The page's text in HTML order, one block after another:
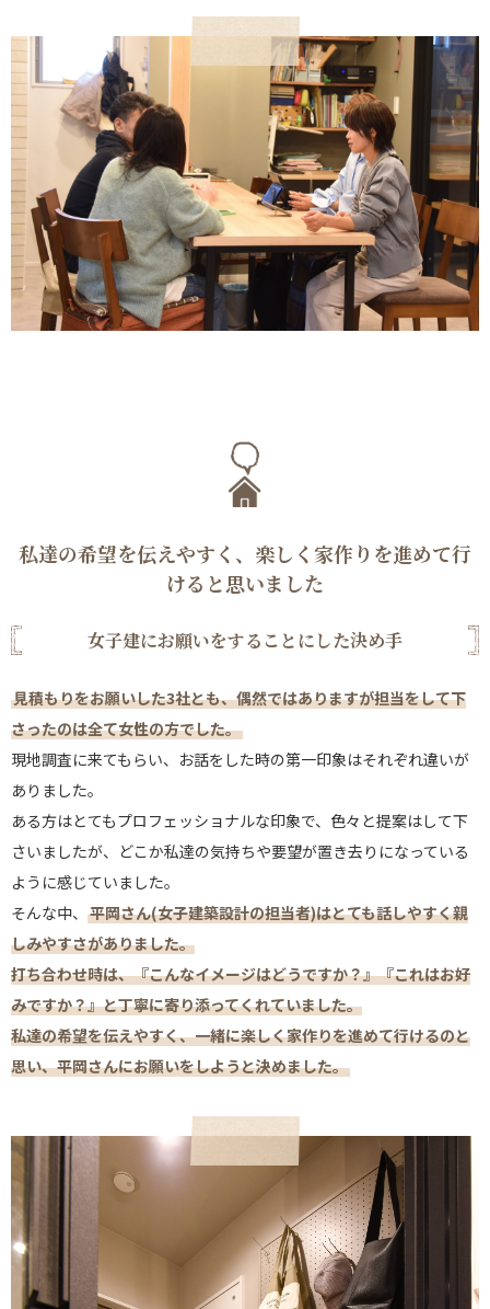
私達の希望を伝えやすく、楽しく家作りを進めて行
けると思いました
女子建にお願いをすることにした決め手
見積もりをお願いした3社とも、偶然ではありますが担当をして下
さったのは全て女性の方でした。
現地調査に来てもらい、お話をした時の第一印象はそれぞれ違いが
ありました。
ある方はとてもプロフェッショナルな印象で、色々と提案はして下
さいましたが、どこか私達の気持ちや要望が置き去りになっている
ように感じていました。
そんな中、 平岡さん(女子建築設計の担当者)はとても話しやすく親
しみやすさがありました。
打ち合わせ時は、『こんなイメージはどうですか？』『これはお好
みですか？』と丁寧に寄り添ってくれていました。
私達の希望を伝えやすく、一緒に楽しく家作りを進めて行けるのと
思い、平岡さんにお願いをしようと決めました。